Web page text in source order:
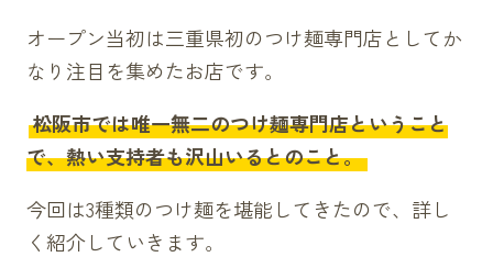
オープン当初は三重県初のつけ麺専門店としてか
なり注目を集めたお店です。
松阪市では唯一無二のつけ麺専門店ということ
で、熱い支持者も沢山いるとのこと。
今回は3種類のつけ麺を堪能してきたので、詳し
く紹介していきます。